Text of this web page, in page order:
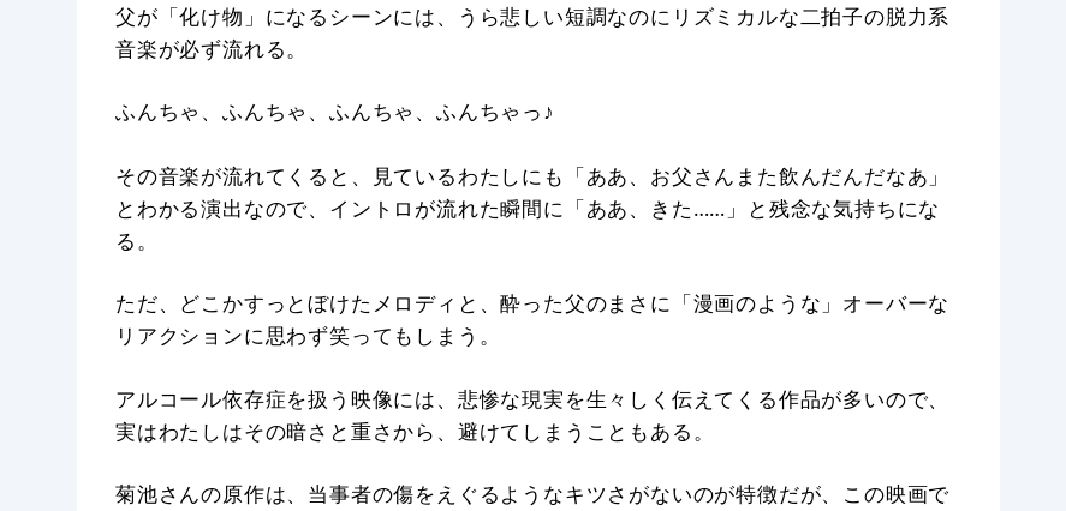
父が「化け物」になるシーンには、うら悲しい短調なのにリズミカルな二拍子の脱力系
音楽が必ず流れる。
ふんちゃ、ふんちゃ、ふんちゃ、ふんちゃっ♪
その音楽が流れてくると、見ているわたしにも「ああ、お父さんまた飲んだんだなあ」
とわかる演出なので、イントロが流れた瞬間に「ああ、きた……」と残念な気持ちにな
る。
ただ、どこかすっとぼけたメロディと、酔った父のまさに「漫画のような」オーバーな
リアクションに思わず笑ってもしまう。
アルコール依存症を扱う映像には、悲惨な現実を生々しく伝えてくる作品が多いので、
実はわたしはその暗さと重さから、避けてしまうこともある。
菊池さんの原作は、当事者の傷をえぐるようなキツさがないのが特徴だが、この映画で